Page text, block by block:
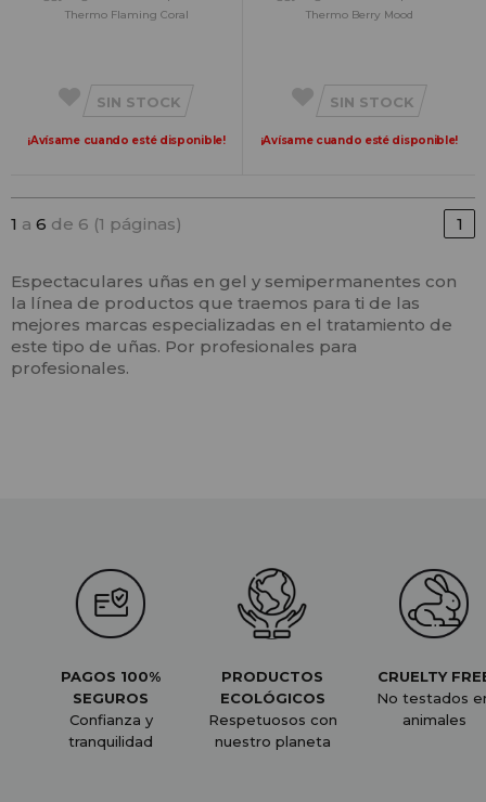
Thermo Flaming Coral
SIN STOCK
¡Avísame cuando esté disponible!
Thermo Berry Mood
SIN STOCK
¡Avísame cuando esté disponible!
1 a 6 de 6 (1 páginas) 1
Espectaculares uñas en gel y semipermanentes con
la línea de productos que traemos para ti de las
mejores marcas especializadas en el tratamiento de
este tipo de uñas. Por profesionales para
profesionales.
PAGOS 100%
SEGUROS
Confianza y
tranquilidad
PRODUCTOS
ECOLÓGICOS
Respetuosos con
nuestro planeta
CRUELTY
No testados
animales